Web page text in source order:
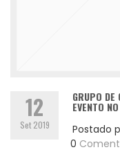
12
Set 2019
GRUPO
EVENTO
Postado
0